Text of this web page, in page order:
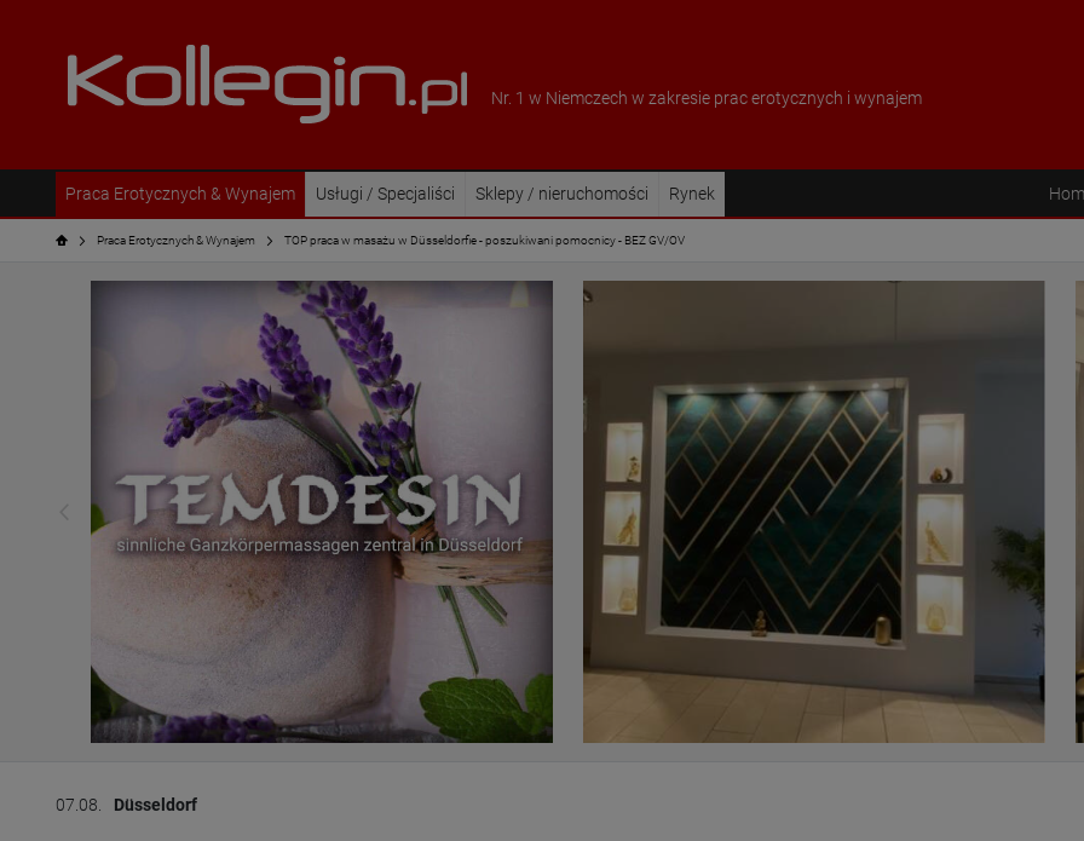
Nr. 1 w Niemczech w zakresie prac erotycznych i wynajem
Praca Erotycznych & Wynajem Usługi / Specjaliści Sklepy / nieruchomości Rynek
Praca Erotycznych & Wynajem TOP praca w masażu w Düsseldorfie - poszukiwani pomocnicy - BEZ GV/OV
07.08. Düsseldorf